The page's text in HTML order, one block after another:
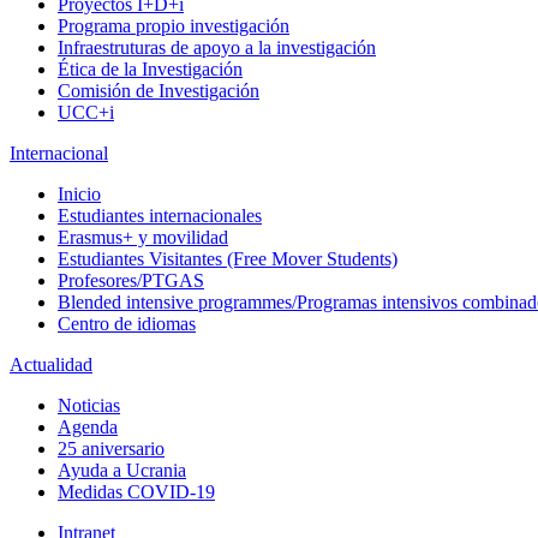
Proyectos I+D+i
Programa propio investigación
Infraestruturas de apoyo a la investigación
Ética de la Investigación
Comisión de Investigación
UCC+i
Internacional
Inicio
Estudiantes internacionales
Erasmus+ y movilidad
Estudiantes Visitantes (Free Mover Students)
Profesores/PTGAS
Blended intensive programmes/Programas intensivos
Centro de idiomas
Actualidad
Noticias
Agenda
25 aniversario
Ayuda a Ucrania
Medidas COVID-19
Intranet